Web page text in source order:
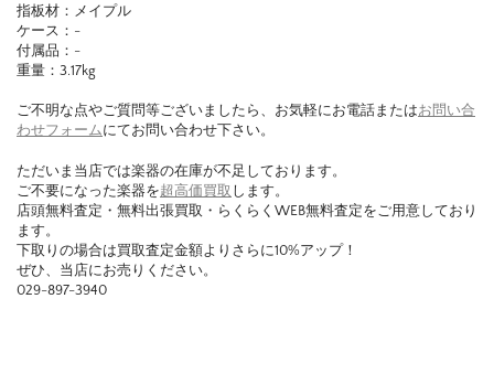
指板材：メイプル
ケース：-
付属品：-
重量：3.17kg
ご不明な点やご質問等ございましたら、お気軽にお電話またはお問い合
わせフォームにてお問い合わせ下さい。
ただいま当店では楽器の在庫が不足しております。
ご不要になった楽器を超高価買取 します。
店頭無料査定・無料出張買取・らくらくWEB無料査定をご用意しており
ます。
下取りの場合は買取査定金額よりさらに10%アップ！
ぜひ、当店にお売りください。
029-897-3940